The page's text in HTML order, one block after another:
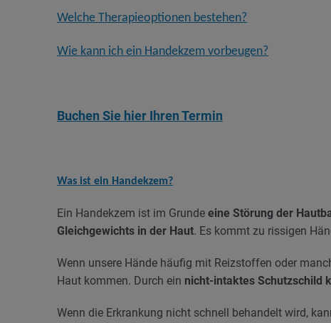
Welche Therapieoptionen bestehen?
Wie kann ich ein Handekzem vorbeugen?
Buchen Sie hier Ihren Termin
Was ist ein Handekzem?
Ein Handekzem ist im Grunde eine Störung der
Gleichgewichts in der Haut. Es kommt zu rissigen
Wenn unsere Hände häufig mit Reizstoffen oder
Haut kommen. Durch ein nicht-intaktes Schutzschild
Wenn die Erkrankung nicht schnell behandelt wird,